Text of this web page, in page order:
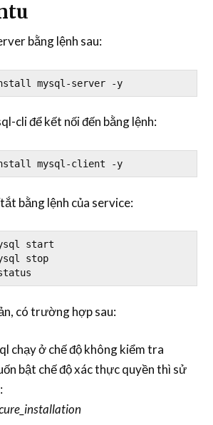
bằng lệnh sau:
mysql-server -y
cli để kết nối đến bằng lệnh:
mysql-client -y
bằng lệnh của service:
start
stop
có trường hợp sau:
chạy ở chế độ không kiểm tra
bật chế độ xác thực quyền thì sử